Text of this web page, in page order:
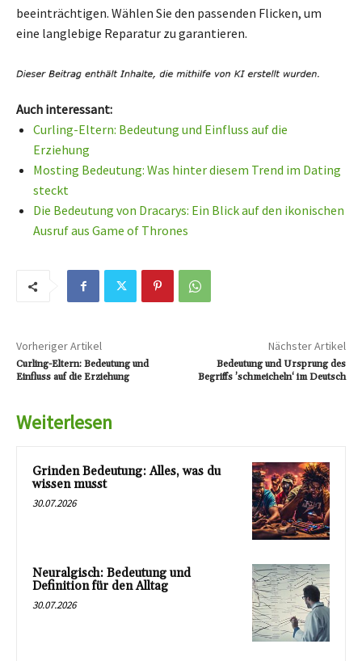
beeinträchtigen. Wählen Sie den passenden Flicken, um
eine langlebige Reparatur zu garantieren.
Auch interessant:
Curling-Eltern: Bedeutung und Einfluss auf die
Erziehung
Mosting Bedeutung: Was hinter diesem Trend im Dating
steckt
Die Bedeutung von Dracarys: Ein Blick auf den ikonischen
Ausruf aus Game of Thrones
Vorheriger Artikel
Curling-Eltern: Bedeutung und
Einfluss auf die Erziehung
Nächster Artikel
Bedeutung und Ursprung des
Begriffs ’schmeicheln‘ im Deutsch
Weiterlesen
Grinden Bedeutung: Alles, was du
wissen musst
30.07.2026
Neuralgisch: Bedeutung und
Definition für den Alltag
30.07.2026